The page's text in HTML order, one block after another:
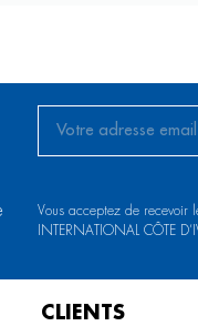
Vous acceptez de recevoir
INTERNATIONAL CÔTE
CLIENTS